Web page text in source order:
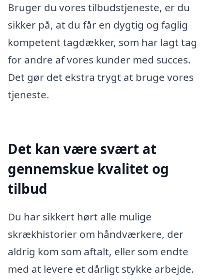
Bruger du vores tilbudstjeneste, er du
sikker på, at du får en dygtig og faglig
kompetent tagdækker, som har lagt tag
for andre af vores kunder med succes.
Det gør det ekstra trygt at bruge vores
tjeneste.
Det kan være svært at
gennemskue kvalitet og
tilbud
Du har sikkert hørt alle mulige
skrækhistorier om håndværkere, der
aldrig kom som aftalt, eller som endte
med at levere et dårligt stykke arbejde.